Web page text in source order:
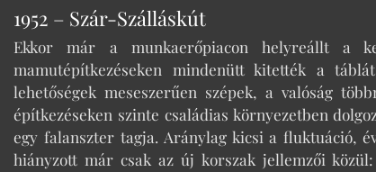
1952 – Szár-Szálláskút
Ekkor már a munkaerőpiacon helyreállt a
mamutépítkezéseken mindenütt kitették a
lehetőségek meseszerűen szépek, a valóság
építkezéseken szinte családias környezetben
egy falanszter tagja. Aránylag kicsi a fluktuáció,
hiányzott már csak az új korszak jellemzői